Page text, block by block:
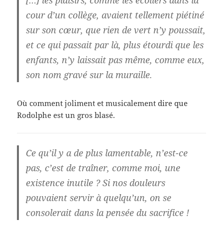
cour d’un collège, avaient tellement piétiné
sur son cœur, que rien de vert n’y poussait,
et ce qui passait par là, plus étourdi que les
enfants, n’y laissait pas même, comme eux,
son nom gravé sur la muraille.
Où comment joliment et musicalement dire que
Rodolphe est un gros blasé.
Ce qu’il y a de plus lamentable, n’est-ce
pas, c’est de traîner, comme moi, une
existence inutile ? Si nos douleurs
pouvaient servir à quelqu’un, on se
consolerait dans la pensée du sacrifice !